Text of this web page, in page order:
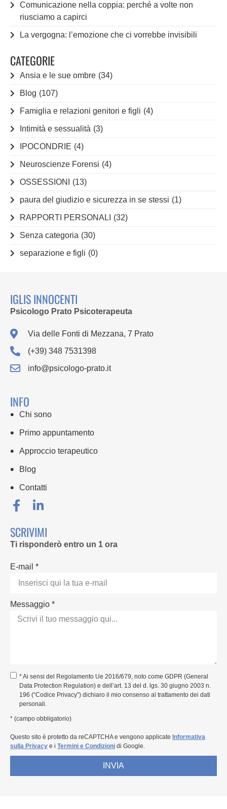
Comunicazione nella coppia: perché a volte non
riusciamo a capirci
La vergogna: l’emozione che ci vorrebbe invisibili
CATEGORIE
Ansia e le sue ombre (34)
Blog (107)
Famiglia e relazioni genitori e figli (4)
Intimità e sessualità (3)
IPOCONDRIE (4)
Neuroscienze Forensi (4)
OSSESSIONI (13)
paura del giudizio e sicurezza in se stessi (1)
RAPPORTI PERSONALI (32)
Senza categoria (30)
separazione e figli (0)
IGLIS INNOCENTI
Psicologo Prato Psicoterapeuta
Via delle Fonti di Mezzana, 7 Prato
(+39) 348 7531398
info@psicologo-prato.it
INFO
Chi sono
Primo appuntamento
Approccio terapeutico
Blog
Contatti
SCRIVIMI
Ti risponderò entro un 1 ora
E-mail *
Messaggio *
* Ai sensi del Regolamento Ue 2016/679, noto come GDPR (General
Data Protection Regulation) e dell’art. 13 del d. lgs. 30 giugno 2003 n.
196 (“Codice Privacy”) dichiaro il mio consenso al trattamento dei dati
personali.
* (campo obbligatorio)
Questo sito è protetto da reCAPTCHA e vengono applicate Informativa
sulla Privacy e i Termini e Condizioni di Google.
INVIA